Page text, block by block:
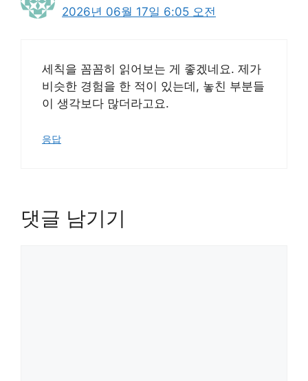
2026년 06월 17일 6:05 오전
세칙을 꼼꼼히 읽어보는 게 좋겠네요. 제가
비슷한 경험을 한 적이 있는데, 놓친 부분들
이 생각보다 많더라고요.
응답
댓글 남기기